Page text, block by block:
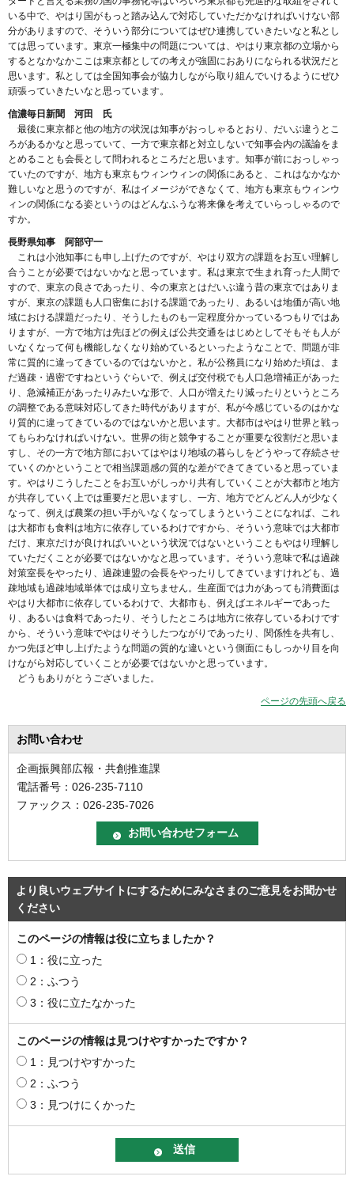
いる中で、やはり国がもっと踏み込んで対応していただかなければいけない部
分がありますので、そういう部分についてはぜひ連携していきたいなと私とし
ては思っています。東京一極集中の問題については、やはり東京都の立場から
するとなかなかここは東京都としての考えが強固におありになられる状況だと
思います。私としては全国知事会が協力しながら取り組んでいけるようにぜひ
頑張っていきたいなと思っています。
信濃毎日新聞 河田 氏
最後に東京都と他の地方の状況は知事がおっしゃるとおり、だいぶ違うとこ
ろがあるかなと思っていて、一方で東京都と対立しないで知事会内の議論をま
とめることも会長として問われるところだと思います。知事が前におっしゃっ
ていたのですが、地方も東京もウィンウィンの関係にあると、これはなかなか
難しいなと思うのですが、私はイメージができなくて、地方も東京もウィンウ
ィンの関係になる姿というのはどんなふうな将来像を考えていらっしゃるので
すか。
長野県知事 阿部守一
これは小池知事にも申し上げたのですが、やはり双方の課題をお互い理解し
合うことが必要ではないかなと思っています。私は東京で生まれ育った人間で
すので、東京の良さであったり、今の東京とはだいぶ違う昔の東京ではありま
すが、東京の課題も人口密集における課題であったり、あるいは地価が高い地
域における課題だったり、そうしたものも一定程度分かっているつもりではあ
りますが、一方で地方は先ほどの例えば公共交通をはじめとしてそもそも人が
いなくなって何も機能しなくなり始めているといったようなことで、問題が非
常に質的に違ってきているのではないかと。私が公務員になり始めた頃は、ま
だ過疎・過密ですねというぐらいで、例えば交付税でも人口急増補正があった
り、急減補正があったりみたいな形で、人口が増えたり減ったりというところ
の調整である意味対応してきた時代がありますが、私が今感じているのはかな
り質的に違ってきているのではないかと思います。大都市はやはり世界と戦っ
てもらわなければいけない。世界の街と競争することが重要な役割だと思いま
すし、その一方で地方部においてはやはり地域の暮らしをどうやって存続させ
ていくのかということで相当課題感の質的な差ができてきていると思っていま
す。やはりこうしたことをお互いがしっかり共有していくことが大都市と地方
が共存していく上では重要だと思いますし、一方、地方でどんどん人が少なく
なって、例えば農業の担い手がいなくなってしまうということになれば、これ
は大都市も食料は地方に依存しているわけですから、そういう意味では大都市
だけ、東京だけが良ければいいという状況ではないということもやはり理解し
ていただくことが必要ではないかなと思っています。そういう意味で私は過疎
対策室長をやったり、過疎連盟の会長をやったりしてきていますけれども、過
疎地域も過疎地域単体では成り立ちません。生産面では力があっても消費面は
やはり大都市に依存しているわけで、大都市も、例えばエネルギーであった
り、あるいは食料であったり、そうしたところは地方に依存しているわけです
から、そういう意味でやはりそうしたつながりであったり、関係性を共有し、
かつ先ほど申し上げたような問題の質的な違いという側面にもしっかり目を向
けながら対応していくことが必要ではないかと思っています。
どうもありがとうございました。
ページの先頭へ戻る
お問い合わせ
企画振興部広報・共創推進課
電話番号：026-235-7110
ファックス：026-235-7026
より良いウェブサイトにするためにみなさまのご意見をお聞かせ
ください
このページの情報は役に立ちましたか？
1：役に立った
2：ふつう
3：役に立たなかった
このページの情報は見つけやすかったですか？
1：見つけやすかった
2：ふつう
3：見つけにくかった